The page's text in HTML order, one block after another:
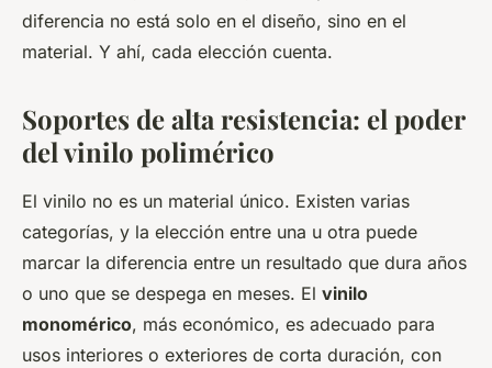
diferencia no está solo en el diseño, sino en el
material. Y ahí, cada elección cuenta.
Soportes de alta resistencia: el poder
del vinilo polimérico
El vinilo no es un material único. Existen varias
categorías, y la elección entre una u otra puede
marcar la diferencia entre un resultado que dura años
o uno que se despega en meses. El vinilo
monomérico, más económico, es adecuado para
usos interiores o exteriores de corta duración, con